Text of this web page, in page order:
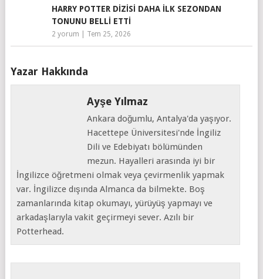
HARRY POTTER DIZISI DAHA İLK SEZONDAN
TONUNU BELLI ETTI
2 yorum Tem 25, 2026
Yazar Hakkında
Ayşe Yılmaz
Ankara doğumlu, Antalya'da yaşıyor.
Hacettepe Üniversitesi'nde İngiliz
Dili ve Edebiyatı bölümünden
mezun. Hayalleri arasında iyi bir
İngilizce öğretmeni olmak veya çevirmenlik yapmak
var. İngilizce dışında Almanca da bilmekte. Boş
zamanlarında kitap okumayı, yürüyüş yapmayı ve
arkadaşlarıyla vakit geçirmeyi sever. Azılı bir
Potterhead.